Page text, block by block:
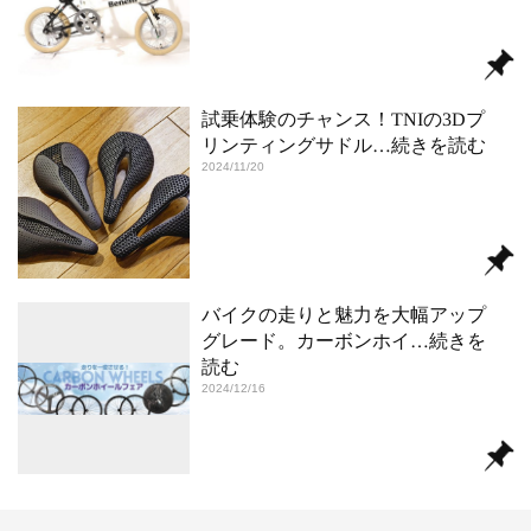
試乗体験のチャンス！TNIの3Dプ
リンティングサドル…続きを読む
2024/11/20
バイクの走りと魅力を大幅アップ
グレード。カーボンホイ …続きを
読む
2024/12/16